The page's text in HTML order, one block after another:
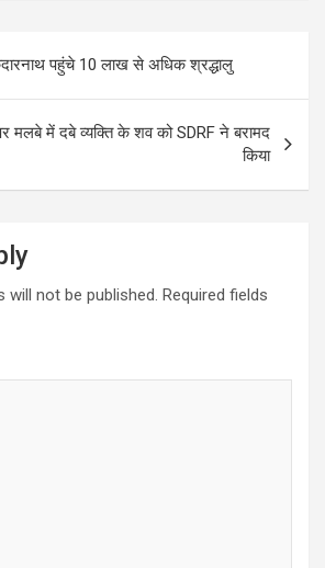
पहुंचे 10 लाख से अधिक श्रद्धालु
पर मलबे में दबे व्यक्ति के शव को SDRF ने बरामद
किया
will not be published. Required fields